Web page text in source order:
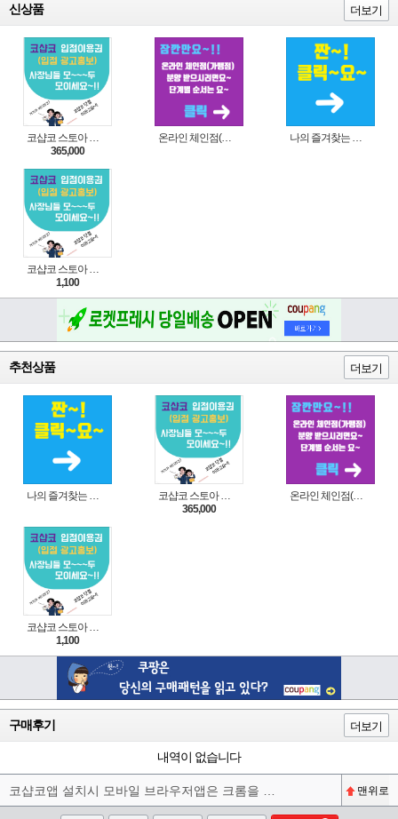
신상품 더보기
코샵코 스토아 입점 1년 이용권
365,000
온라인 체인점(가맹점) 분양순서(필독) 나의 즐겨찾는 상품 리스트로 편리하게 주문하세요~(쿠팡 다이나믹 배너)
코샵코 스토아 입점 1일 이용권
1,100
추천상품 더보기
나의 즐겨찾는 상품 리스트로 편리하게 주문하세요~(쿠팡 다이나믹 배너)
코샵코 스토아 입점 1년 이용권
365,000
온라인 체인점(가맹점) 분양순서(필독)
코샵코 스토아 입점 1일 이용권
1,100
구매후기 더보기
내역이 없습니다
코샵코앱 설치시 모바일 브라우저앱은 크롬을 권장합니다^^ 맨위로